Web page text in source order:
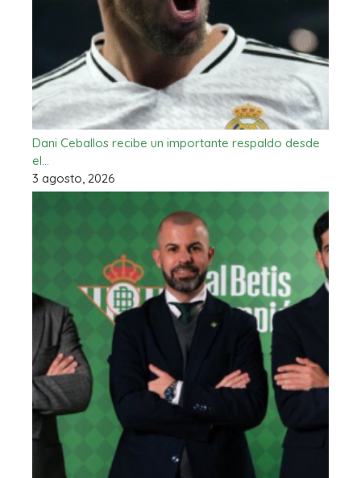
Dani Ceballos recibe un importante respaldo desde
el…
3 agosto, 2026